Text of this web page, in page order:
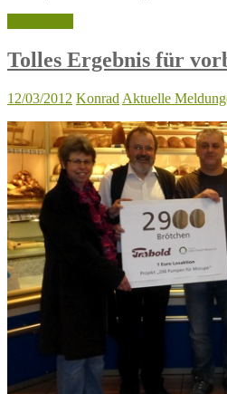
Tolles Ergebnis für
12/03/2012 Konrad Aktuelle